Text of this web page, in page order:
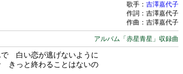
歌手： 吉澤嘉代子
作詞：吉澤嘉代子
作曲：吉澤嘉代子
アルバム「赤星青星」収録曲
白い恋が逃げないように
きっと終わることはないの